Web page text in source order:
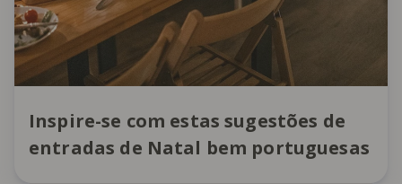
Inspire-se com estas sugestões de
entradas de Natal bem portuguesas